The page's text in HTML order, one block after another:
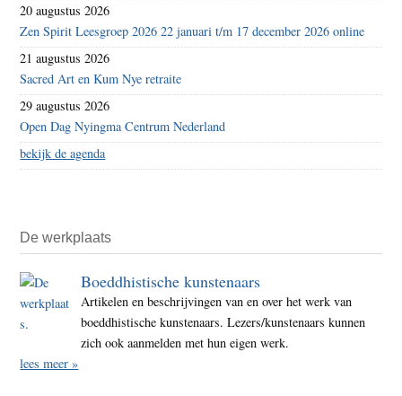
20 augustus 2026
Zen Spirit Leesgroep 2026 22 januari t/m 17 december 2026 online
21 augustus 2026
Sacred Art en Kum Nye retraite
29 augustus 2026
Open Dag Nyingma Centrum Nederland
bekijk de agenda
De werkplaats
Boeddhistische kunstenaars
Artikelen en beschrijvingen van en over het werk van
boeddhistische kunstenaars. Lezers/kunstenaars kunnen
zich ook aanmelden met hun eigen werk.
lees meer »